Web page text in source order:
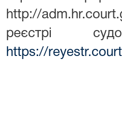
http://
реєстрі
https://